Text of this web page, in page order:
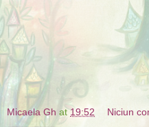
Micaela Gh at19:52 Niciun